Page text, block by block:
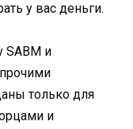
у вас деньги.
SABM и
только для
и